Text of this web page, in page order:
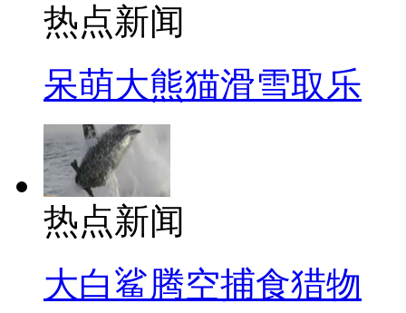
热点新闻
呆萌大熊猫滑雪取乐
热点新闻
大白鲨腾空捕食猎物